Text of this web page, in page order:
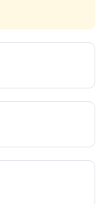
body shape.